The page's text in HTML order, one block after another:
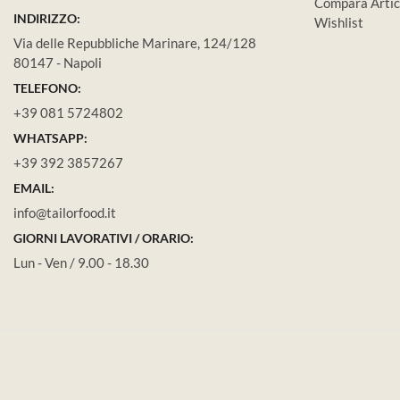
INDIRIZZO:
Via delle Repubbliche Marinare, 124/128
80147 - Napoli
TELEFONO:
+39 081 5724802
WHATSAPP:
+39 392 3857267
EMAIL:
info@tailorfood.it
GIORNI LAVORATIVI / ORARIO:
Lun - Ven / 9.00 - 18.30
Wishlist